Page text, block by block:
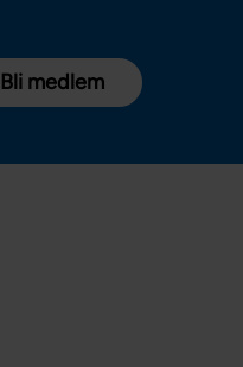
Bli medlem